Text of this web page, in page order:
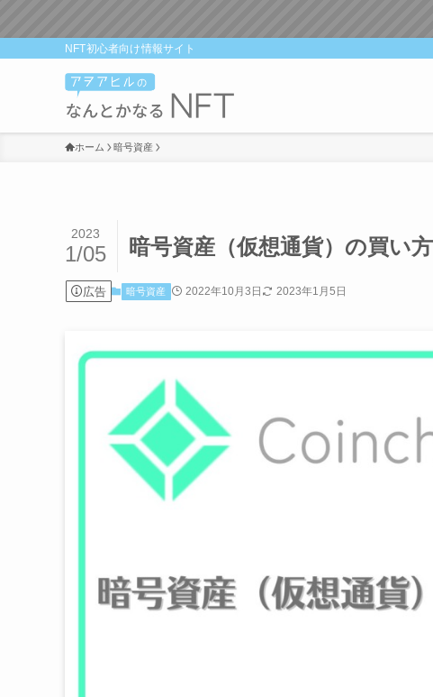
NFT初心者向け情報サイト
ホーム 暗号資産
暗号資産（仮想通貨）の買い
2023
1/05
広告 暗号資産 2022年10月3日 2023年1月5日